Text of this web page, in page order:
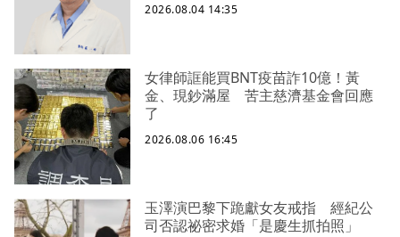
2026.08.04 14:35
女律師誆能買BNT疫苗詐10億！黃
金、現鈔滿屋 苦主慈濟基金會回應
了
2026.08.06 16:45
玉澤演巴黎下跪獻女友戒指 經紀公
司否認祕密求婚「是慶生抓拍照」